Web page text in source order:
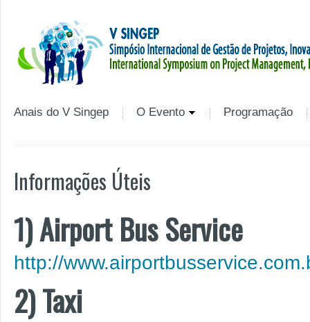
Anais do V Singep O Evento Programação
Informações Úteis
1) Airport Bus Service
http://
2) Taxi